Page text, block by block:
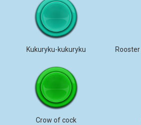
Kukuryku-kukuryku
Crow of cock